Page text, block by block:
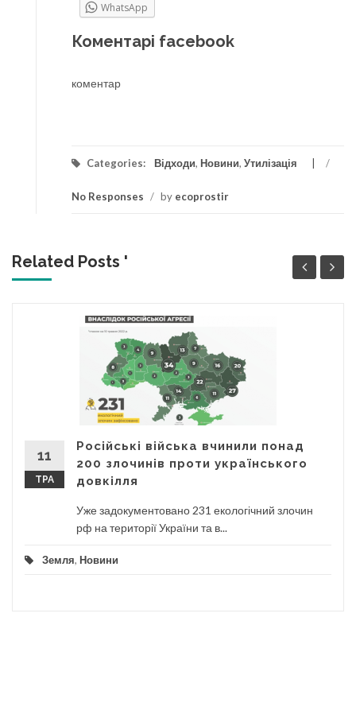
WhatsApp
Коментарі facebook
коментар
Categories: Відходи, Новини, Утилізація /
No Responses / by ecoprostir
Related Posts '
11
ТРА
Російські війська вчинили понад
200 злочинів проти українського
довкілля
Уже задокументовано 231 екологічний злочин
рф на території України та в...
Земля, Новини